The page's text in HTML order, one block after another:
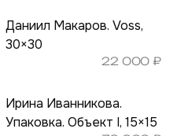
Даниил Макаров. Voss,
30×30
22 000₽
Ирина Иванникова.
Упаковка. Объект I, 15×15